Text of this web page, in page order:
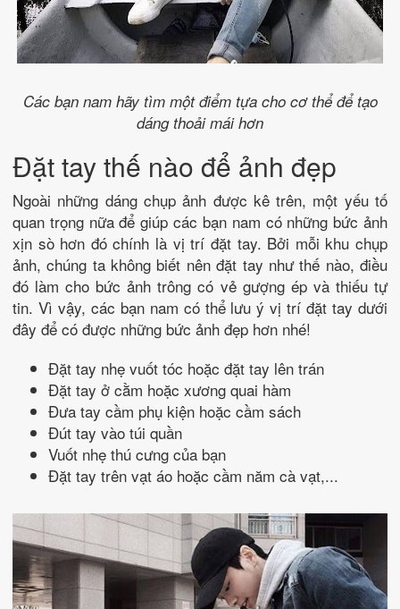
Các bạn nam hãy tìm một điểm tựa cho cơ thể để tạo
dáng thoải mái hơn
Đặt tay thế nào để ảnh đẹp
Ngoài những dáng chụp ảnh được kê trên, một yếu tố
quan trọng nữa để giúp các bạn nam có những bức ảnh
xịn sò hơn đó chính là vị trí đặt tay. Bởi mỗi khu chụp
ảnh, chúng ta không biết nên đặt tay như thế nào, điều
đó làm cho bức ảnh trông có vẻ gượng ép và thiếu tự
tin. Vì vậy, các bạn nam có thể lưu ý vị trí đặt tay dưới
đây để có được những bức ảnh đẹp hơn nhé!
Đặt tay nhẹ vuốt tóc hoặc đặt tay lên trán
Đặt tay ở cằm hoặc xương quai hàm
Đưa tay cầm phụ kiện hoặc cầm sách
Đút tay vào túi quần
Vuốt nhẹ thú cưng của bạn
Đặt tay trên vạt áo hoặc cầm năm cà vạt,...